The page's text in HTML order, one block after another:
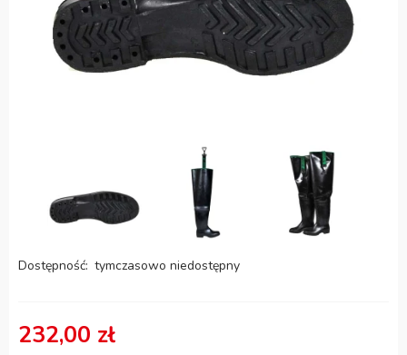
Dostępność: tymczasowo niedostępny
232,00 zł